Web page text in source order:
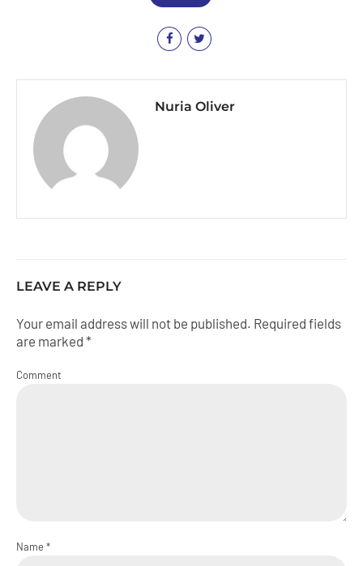
Nuria Oliver
LEAVE A REPLY
Your email address will not be published. Required fields
are marked *
Comment
Name *